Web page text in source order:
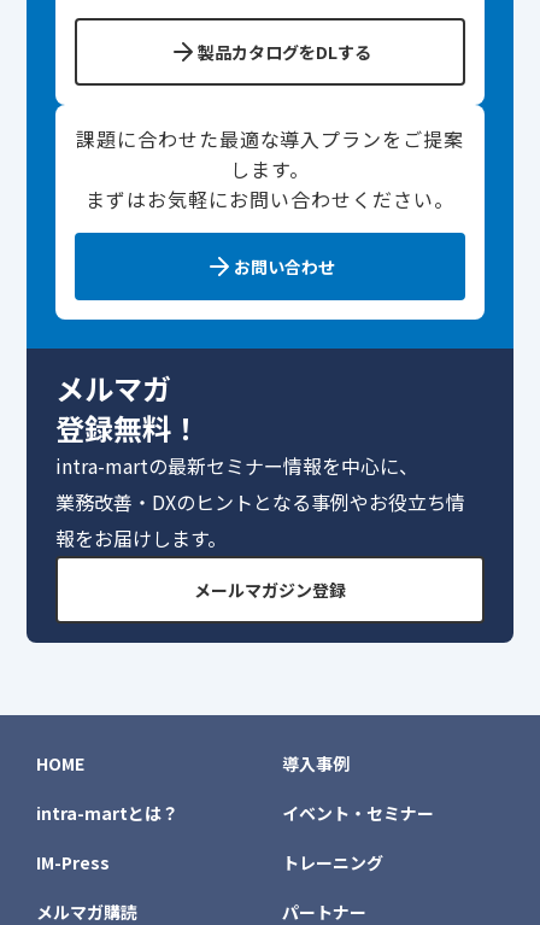
製品カタログをDLする
課題に合わせた最適な導入プランをご提案
します。
まずはお気軽にお問い合わせください。
お問い合わせ
メルマガ
登録無料！
intra-martの最新セミナー情報を中心に、
業務改善・DXのヒントとなる事例やお役立ち情
報をお届けします。
メールマガジン登録
HOME
intra-martとは？
IM-Press
メルマガ購読
導入事例
イベント・セミナー
トレーニング
パートナー